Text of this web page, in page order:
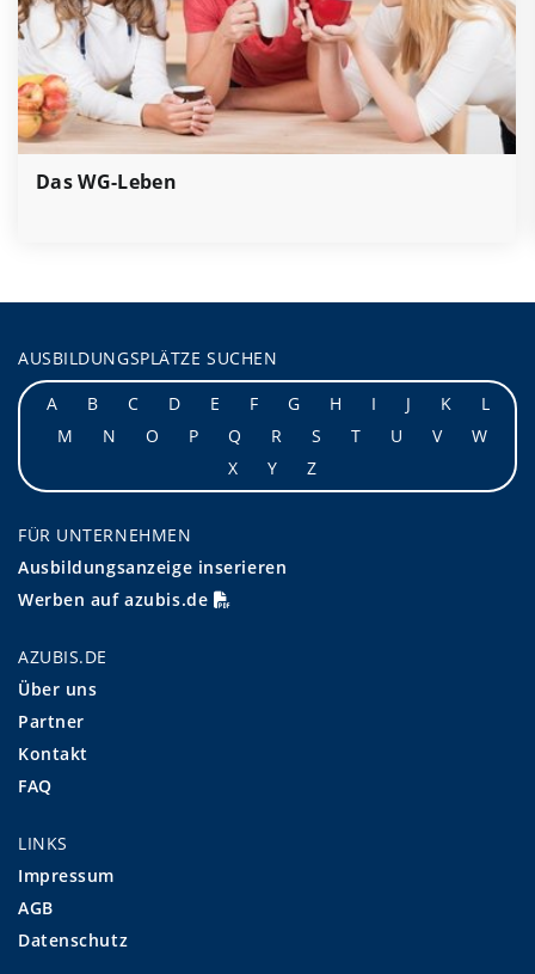
Das WG-Leben
AUSBILDUNGSPLÄTZE SUCHEN
A
B C D E F G H I J K
L
M
N O P Q R S T U V
W
X
Y Z
FÜR UNTERNEHMEN
Ausbildungsanzeige inserieren
Werben auf azubis.de
AZUBIS.DE
Über uns
Partner
Kontakt
FAQ
LINKS
Impressum
AGB
Datenschutz